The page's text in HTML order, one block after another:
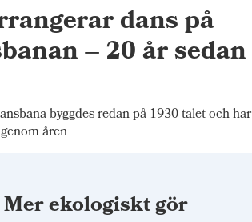
dans på
– 20 år sedan
byggdes redan på 1930-talet och har
åren
Mer ekologiskt gör